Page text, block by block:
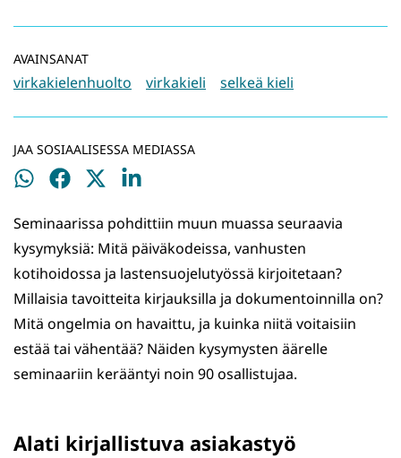
AVAINSANAT
virkakielenhuolto virkakieli selkeä kieli
JAA SOSIAALISESSA MEDIASSA
Jaa
Jaa
Jaa
Jaa
Seminaarissa pohdittiin muun muassa seuraavia
kysymyksiä: Mitä päiväkodeissa, vanhusten
kotihoidossa ja lastensuojelutyössä kirjoitetaan?
Millaisia tavoitteita kirjauksilla ja dokumentoinnilla on?
Mitä ongelmia on havaittu, ja kuinka niitä voitaisiin
estää tai vähentää? Näiden kysymysten äärelle
seminaariin kerääntyi noin 90 osallistujaa.
Alati kirjallistuva asiakastyö